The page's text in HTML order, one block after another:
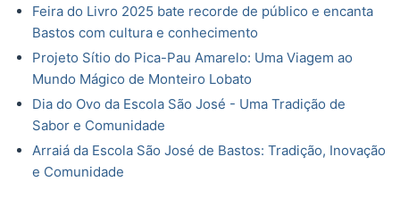
Feira do Livro 2025 bate recorde de público e encanta
Bastos com cultura e conhecimento
Projeto Sítio do Pica-Pau Amarelo: Uma Viagem ao
Mundo Mágico de Monteiro Lobato
Dia do Ovo da Escola São José - Uma Tradição de
Sabor e Comunidade
Arraiá da Escola São José de Bastos: Tradição, Inovação
e Comunidade